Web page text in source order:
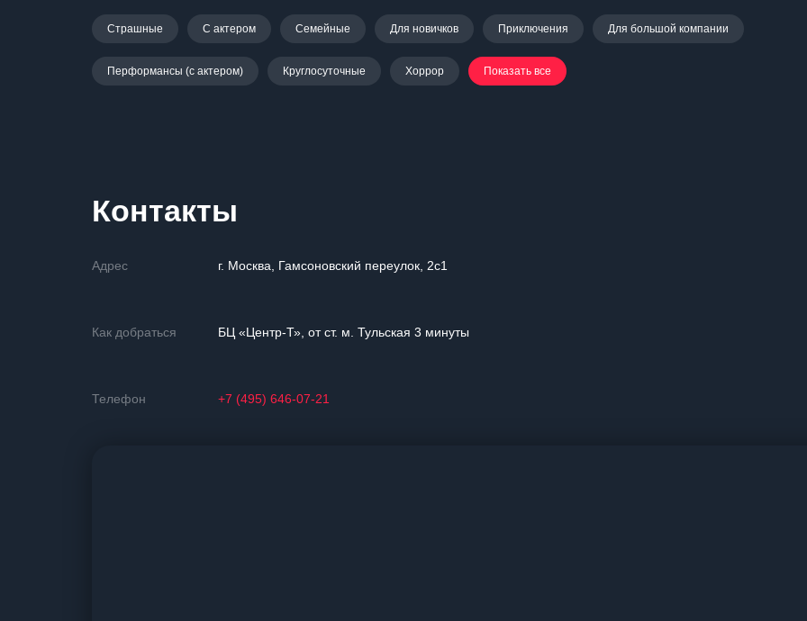
Страшные С актером Семейные Для новичков Приключения Для большой компании
Перформансы (с актером) Круглосуточные Хоррор Показать все
Контакты
Адрес г. Москва, Гамсоновский переулок, 2с1
Как добраться БЦ «Центр-Т», от ст. м. Тульская 3 минуты
Телефон +7 (495) 646-07-21